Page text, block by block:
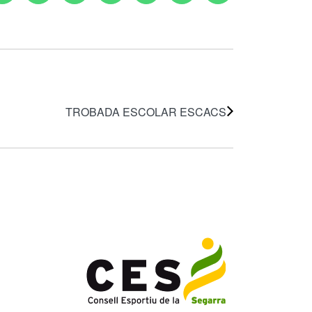
TROBADA ESCOLAR ESCACS